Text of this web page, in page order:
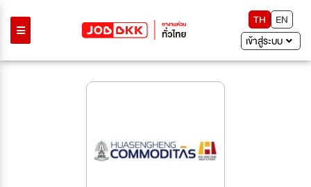
TH
EN
เข้าสู่ระบบ